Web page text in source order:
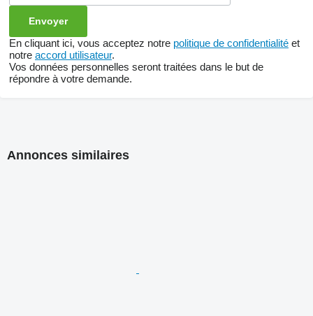
En cliquant ici, vous acceptez notre politique de confidentialité et
notre accord utilisateur.
Vos données personnelles seront traitées dans le but de
répondre à votre demande.
Annonces similaires